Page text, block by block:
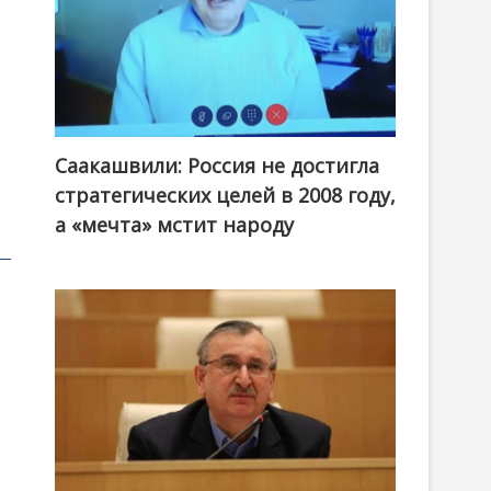
Саакашвили: Россия не достигла
стратегических целей в 2008 году,
а «мечта» мстит народу